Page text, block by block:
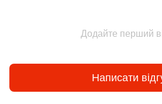
Додайте перший
Написати